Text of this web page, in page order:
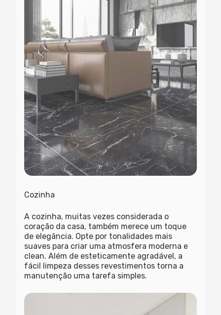
Cozinha
A cozinha, muitas vezes considerada o
coração da casa, também merece um toque
de elegância. Opte por tonalidades mais
suaves para criar uma atmosfera moderna e
clean. Além de esteticamente agradável, a
fácil limpeza desses revestimentos torna a
manutenção uma tarefa simples.